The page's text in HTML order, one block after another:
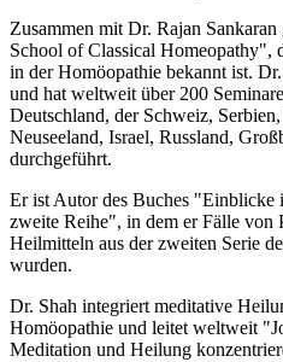
Zusammen mit Dr. Rajan
School of Classical Homeopathy",
in der Homöopathie bekannt ist.
und hat weltweit über 200
Deutschland, der Schweiz,
Neuseeland, Israel, Russland,
durchgeführt.
Er ist Autor des Buches "Einblicke
zweite Reihe", in dem er Fälle von
Heilmitteln aus der zweiten Serie
wurden.
Dr. Shah integriert meditative
Homöopathie und leitet weltweit
Meditation und Heilung